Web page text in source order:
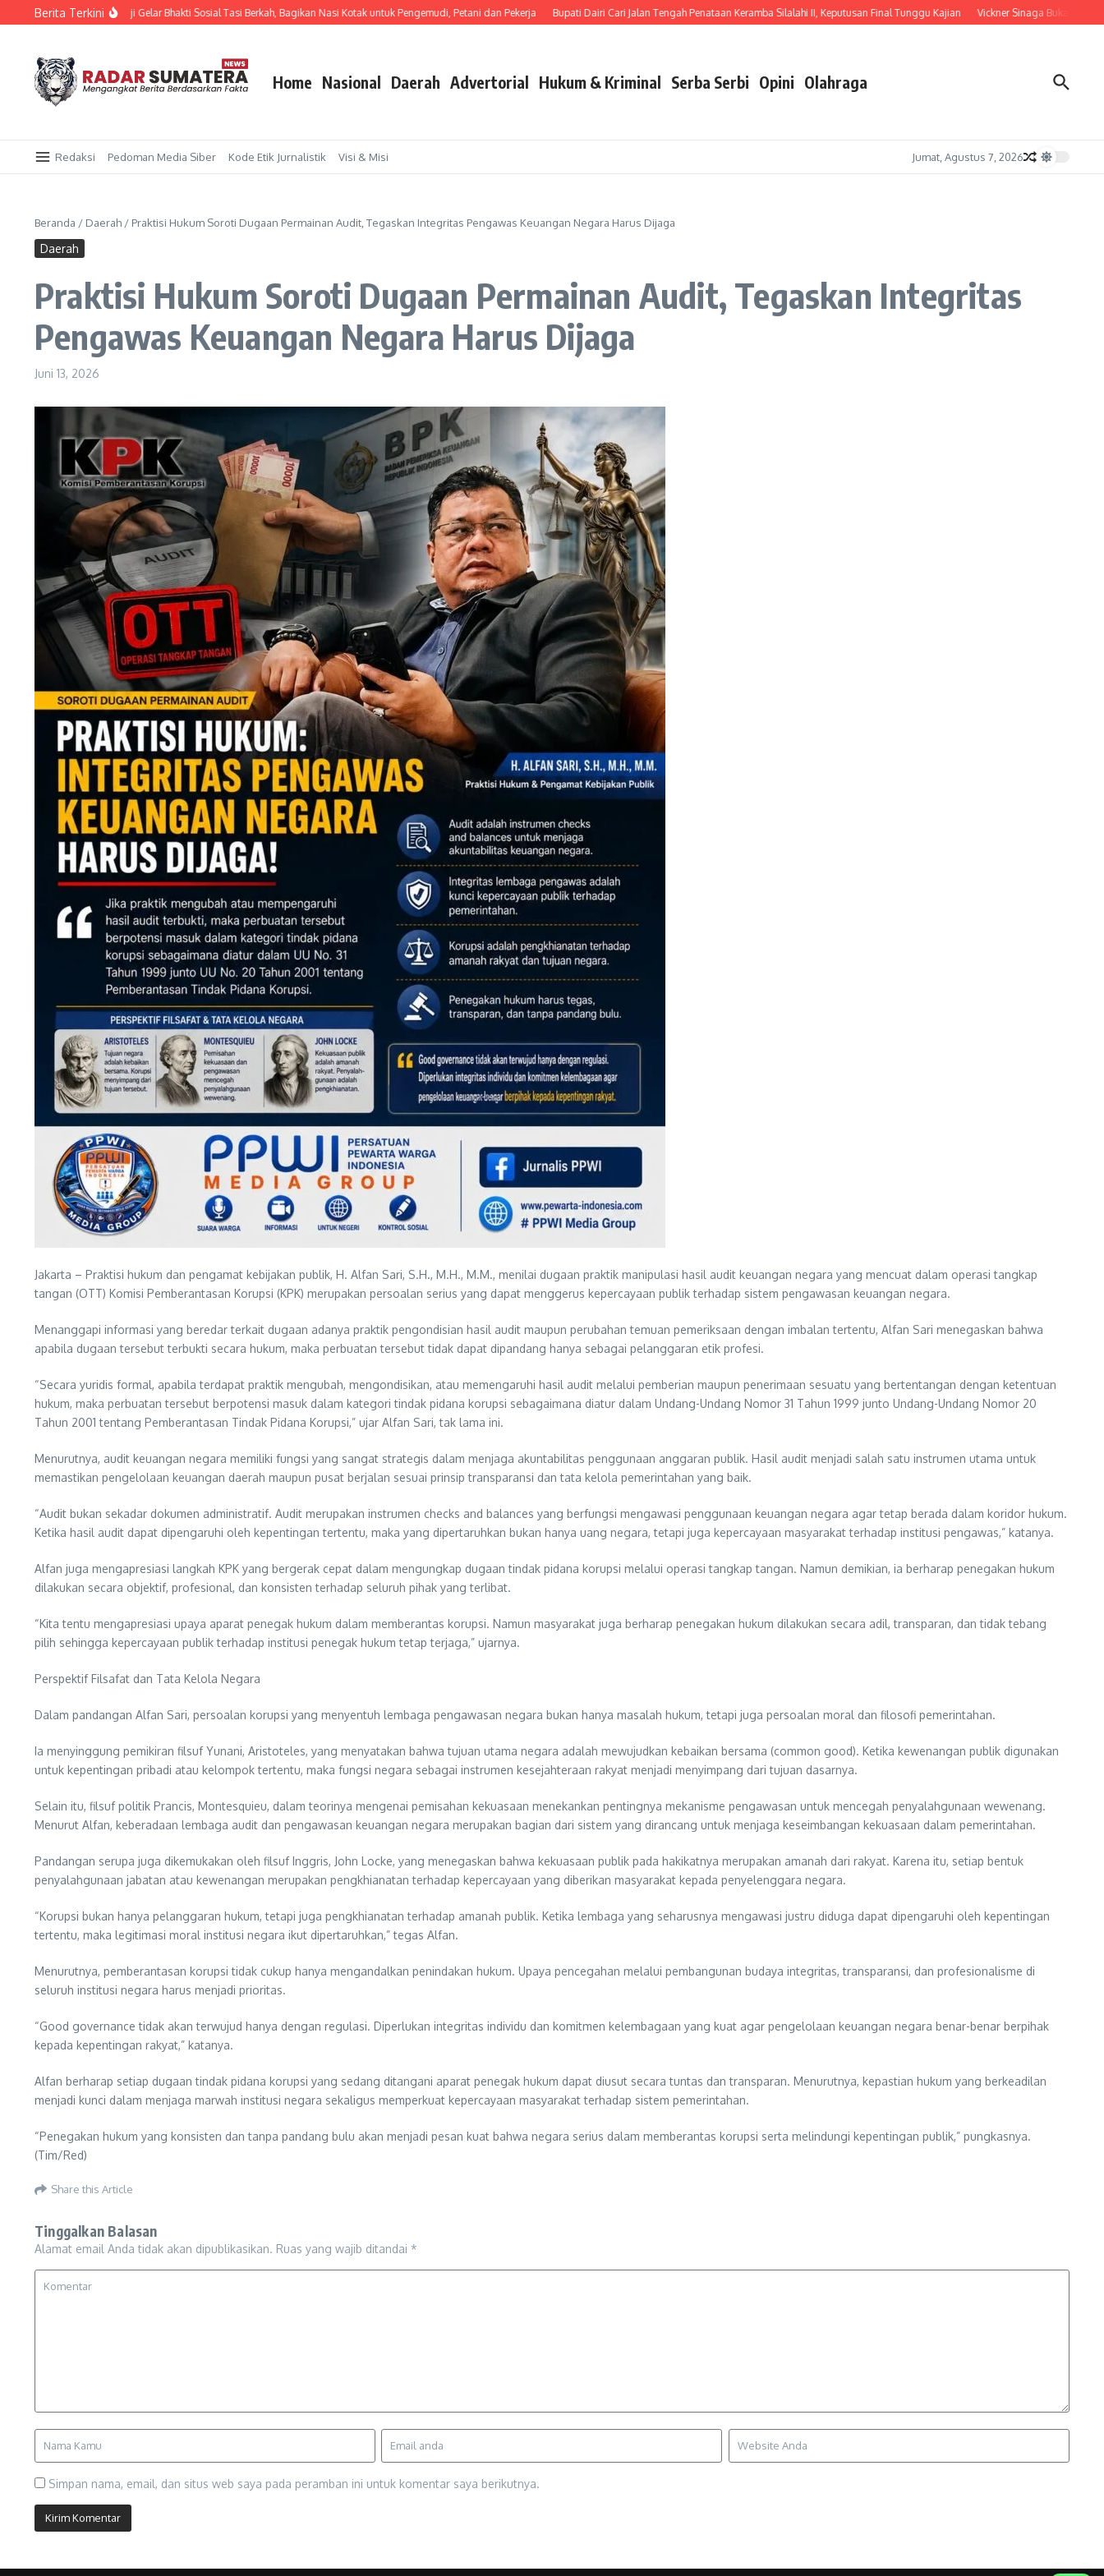
Lewati ke konten
Berita Terkini
Sat Lantas Polres Mesuji Gelar Bhakti Sosial Tasi Berkah, Bagikan Nasi Kotak untuk Pengemudi, Petani dan Pekerja Bupati Dairi Cari Jalan Tengah Penataan Keramba Silalahi II, Keputusan Final Tunggu Kajian Vickner Sinaga Buka Pendidikan
Home Nasional Daerah Advertorial Hukum & Kriminal Serba Serbi Opini Olahraga
Redaksi Pedoman Media Siber Kode Etik Jurnalistik Visi & Misi Jumat, Agustus 7, 2026
Beranda / Daerah / Praktisi Hukum Soroti Dugaan Permainan Audit, Tegaskan Integritas Pengawas Keuangan Negara Harus Dijaga
Daerah
Praktisi Hukum Soroti Dugaan Permainan Audit, Tegaskan Integritas
Pengawas Keuangan Negara Harus Dijaga
Juni 13, 2026
Jakarta – Praktisi hukum dan pengamat kebijakan publik, H. Alfan Sari, S.H., M.H., M.M., menilai dugaan praktik manipulasi hasil audit keuangan negara yang mencuat dalam operasi tangkap
tangan (OTT) Komisi Pemberantasan Korupsi (KPK) merupakan persoalan serius yang dapat menggerus kepercayaan publik terhadap sistem pengawasan keuangan negara.
Menanggapi informasi yang beredar terkait dugaan adanya praktik pengondisian hasil audit maupun perubahan temuan pemeriksaan dengan imbalan tertentu, Alfan Sari menegaskan bahwa
apabila dugaan tersebut terbukti secara hukum, maka perbuatan tersebut tidak dapat dipandang hanya sebagai pelanggaran etik profesi.
“Secara yuridis formal, apabila terdapat praktik mengubah, mengondisikan, atau memengaruhi hasil audit melalui pemberian maupun penerimaan sesuatu yang bertentangan dengan ketentuan
hukum, maka perbuatan tersebut berpotensi masuk dalam kategori tindak pidana korupsi sebagaimana diatur dalam Undang-Undang Nomor 31 Tahun 1999 junto Undang-Undang Nomor 20
Tahun 2001 tentang Pemberantasan Tindak Pidana Korupsi,” ujar Alfan Sari, tak lama ini.
Menurutnya, audit keuangan negara memiliki fungsi yang sangat strategis dalam menjaga akuntabilitas penggunaan anggaran publik. Hasil audit menjadi salah satu instrumen utama untuk
memastikan pengelolaan keuangan daerah maupun pusat berjalan sesuai prinsip transparansi dan tata kelola pemerintahan yang baik.
“Audit bukan sekadar dokumen administratif. Audit merupakan instrumen checks and balances yang berfungsi mengawasi penggunaan keuangan negara agar tetap berada dalam koridor hukum.
Ketika hasil audit dapat dipengaruhi oleh kepentingan tertentu, maka yang dipertaruhkan bukan hanya uang negara, tetapi juga kepercayaan masyarakat terhadap institusi pengawas,” katanya.
Alfan juga mengapresiasi langkah KPK yang bergerak cepat dalam mengungkap dugaan tindak pidana korupsi melalui operasi tangkap tangan. Namun demikian, ia berharap penegakan hukum
dilakukan secara objektif, profesional, dan konsisten terhadap seluruh pihak yang terlibat.
“Kita tentu mengapresiasi upaya aparat penegak hukum dalam memberantas korupsi. Namun masyarakat juga berharap penegakan hukum dilakukan secara adil, transparan, dan tidak tebang
pilih sehingga kepercayaan publik terhadap institusi penegak hukum tetap terjaga,” ujarnya.
Perspektif Filsafat dan Tata Kelola Negara
Dalam pandangan Alfan Sari, persoalan korupsi yang menyentuh lembaga pengawasan negara bukan hanya masalah hukum, tetapi juga persoalan moral dan filosofi pemerintahan.
Ia menyinggung pemikiran filsuf Yunani, Aristoteles, yang menyatakan bahwa tujuan utama negara adalah mewujudkan kebaikan bersama (common good). Ketika kewenangan publik digunakan
untuk kepentingan pribadi atau kelompok tertentu, maka fungsi negara sebagai instrumen kesejahteraan rakyat menjadi menyimpang dari tujuan dasarnya.
Selain itu, filsuf politik Prancis, Montesquieu, dalam teorinya mengenai pemisahan kekuasaan menekankan pentingnya mekanisme pengawasan untuk mencegah penyalahgunaan wewenang.
Menurut Alfan, keberadaan lembaga audit dan pengawasan keuangan negara merupakan bagian dari sistem yang dirancang untuk menjaga keseimbangan kekuasaan dalam pemerintahan.
Pandangan serupa juga dikemukakan oleh filsuf Inggris, John Locke, yang menegaskan bahwa kekuasaan publik pada hakikatnya merupakan amanah dari rakyat. Karena itu, setiap bentuk
penyalahgunaan jabatan atau kewenangan merupakan pengkhianatan terhadap kepercayaan yang diberikan masyarakat kepada penyelenggara negara.
“Korupsi bukan hanya pelanggaran hukum, tetapi juga pengkhianatan terhadap amanah publik. Ketika lembaga yang seharusnya mengawasi justru diduga dapat dipengaruhi oleh kepentingan
tertentu, maka legitimasi moral institusi negara ikut dipertaruhkan,” tegas Alfan.
Menurutnya, pemberantasan korupsi tidak cukup hanya mengandalkan penindakan hukum. Upaya pencegahan melalui pembangunan budaya integritas, transparansi, dan profesionalisme di
seluruh institusi negara harus menjadi prioritas.
“Good governance tidak akan terwujud hanya dengan regulasi. Diperlukan integritas individu dan komitmen kelembagaan yang kuat agar pengelolaan keuangan negara benar-benar berpihak
kepada kepentingan rakyat,” katanya.
Alfan berharap setiap dugaan tindak pidana korupsi yang sedang ditangani aparat penegak hukum dapat diusut secara tuntas dan transparan. Menurutnya, kepastian hukum yang berkeadilan
menjadi kunci dalam menjaga marwah institusi negara sekaligus memperkuat kepercayaan masyarakat terhadap sistem pemerintahan.
“Penegakan hukum yang konsisten dan tanpa pandang bulu akan menjadi pesan kuat bahwa negara serius dalam memberantas korupsi serta melindungi kepentingan publik,” pungkasnya.
(Tim/Red)
Share this Article
Tinggalkan Balasan
Alamat email Anda tidak akan dipublikasikan. Ruas yang wajib ditandai *
Simpan nama, email, dan situs web saya pada peramban ini untuk komentar saya berikutnya.